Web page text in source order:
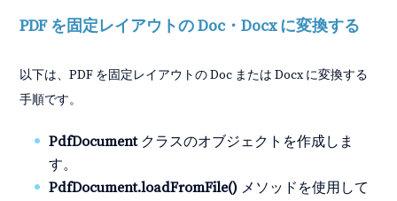
PDF を固定レイアウトの Doc・Docx に変換する
以下は、PDF を固定レイアウトの Doc または Docx に変換する
手順です。
PdfDocumentクラスのオブジェクトを作成しま
す。
PdfDocument.loadFromFile() メソッドを使用して